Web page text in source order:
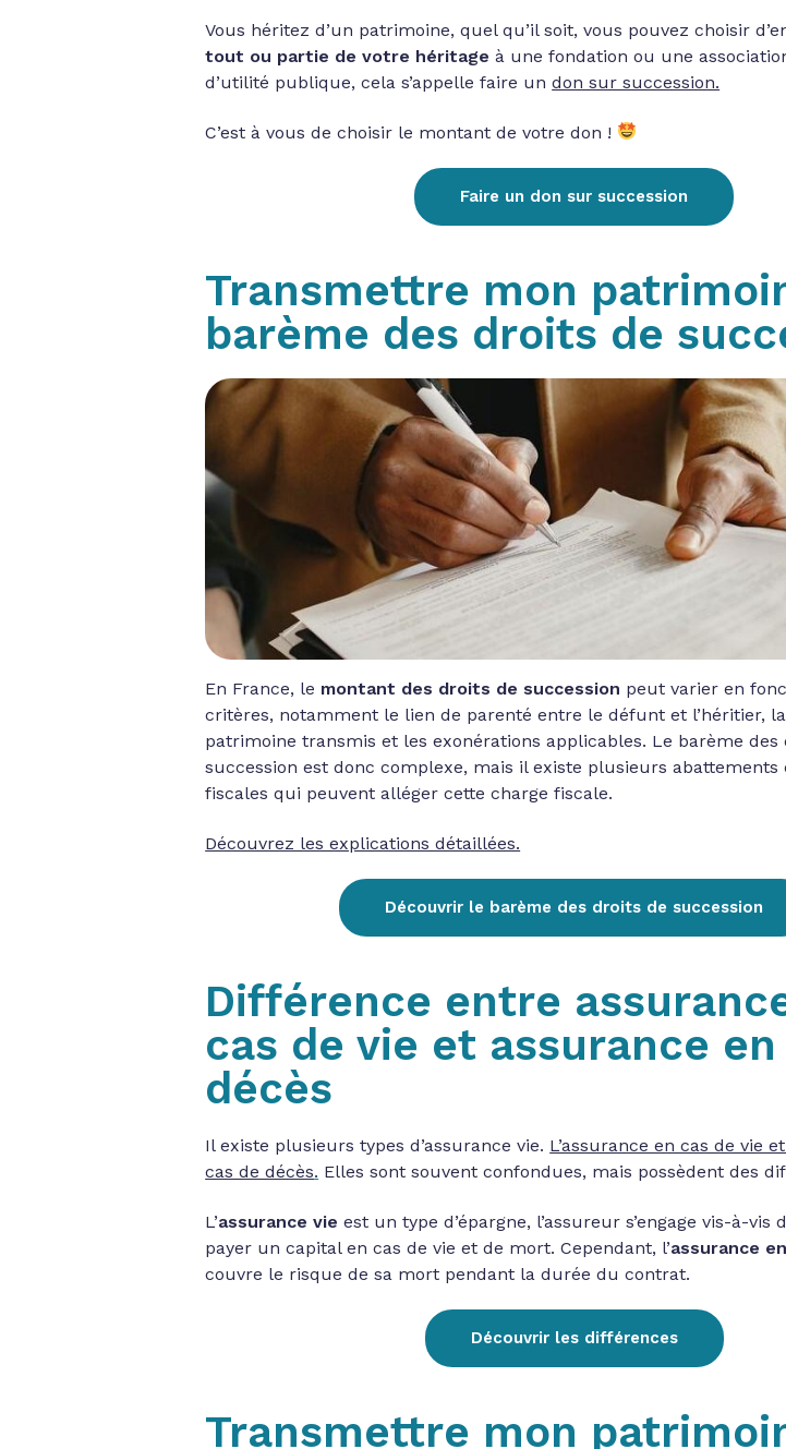
Vous héritez d’un patrimoine, quel qu’il soit, vous pouvez choisir
tout ou partie de votre héritage à une fondation ou une
d’utilité publique, cela s’appelle faire undon sur succession.
C’est à vous de choisir le montant de votre don !
Faire un don sur succession
Transmettre mon
barème des droits de
En France, le montant des droits de succession peut varier en
critères, notamment le lien de parenté entre le défunt et l’héritier,
patrimoine transmis et les exonérations applicables. Le barème des
succession est donc complexe, mais il existe plusieurs abattements
fiscales qui peuvent alléger cette charge fiscale.
Découvrez les explications détaillées.
Découvrir le barème des droits de succession
Différence entre
cas de vie et assurance
décès
Il existe plusieurs types d’assurance vie. L’assurance en cas de vie
cas de décès. Elles sont souvent confondues, mais possèdent des
L’assurance vie est un type d’épargne, l’assureur s’engage vis-à-
payer un capital en cas de vie et de mort. Cependant, l’assurance
couvre le risque de sa mort pendant la durée du contrat.
Découvrir les différences
Transmettre mon